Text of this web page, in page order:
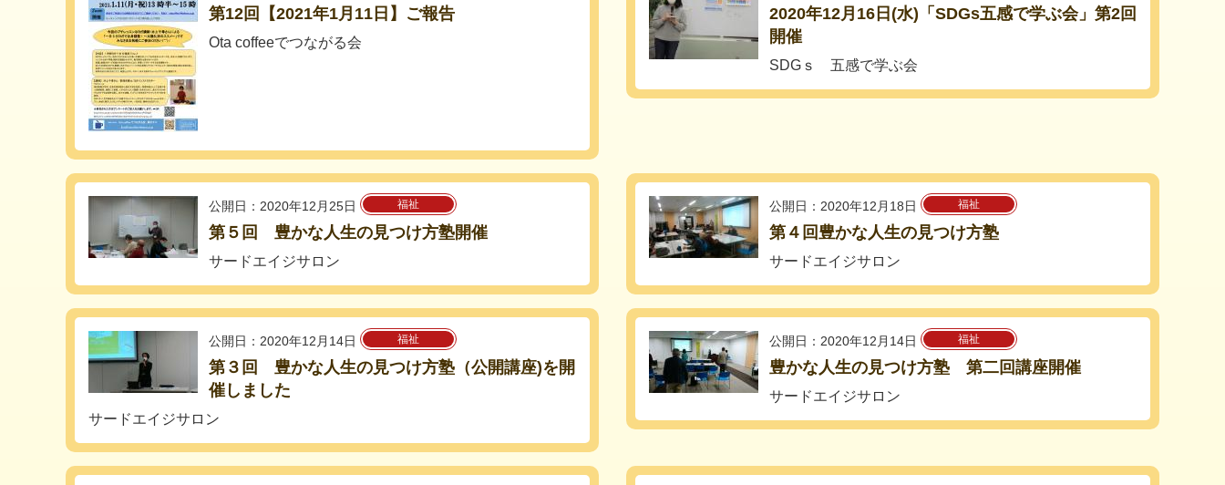
第12回【2021年1月11日】ご報告
Ota coffeeでつながる会
2020年12月16日(水)「SDGs五感で学ぶ会」第2回
開催
SDGｓ 五感で学ぶ会
公開日：2020年12月25日 福祉
第５回 豊かな人生の見つけ方塾開催
サードエイジサロン
公開日：2020年12月18日 福祉
第４回豊かな人生の見つけ方塾
サードエイジサロン
公開日：2020年12月14日 福祉
第３回 豊かな人生の見つけ方塾（公開講座)を開
催しました
サードエイジサロン
公開日：2020年12月14日 福祉
豊かな人生の見つけ方塾 第二回講座開催
サードエイジサロン